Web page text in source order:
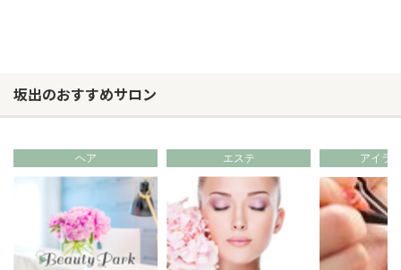
坂出のおすすめサロン
ヘア エステ アイラ